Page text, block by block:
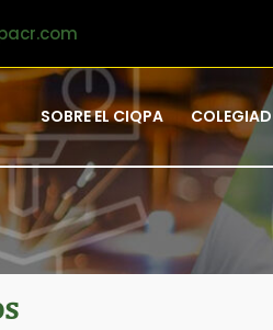
SOBRE EL CIQPA